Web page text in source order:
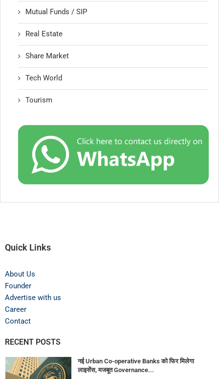
Mutual Funds / SIP
Real Estate
Share Market
Tech World
Tourism
Quick Links
About Us
Founder
Advertise with us
Career
Contact
RECENT POSTS
नई Urban Co-operative Banks को फिर मिलेगा
लाइसेंस, मजबूत Governance...